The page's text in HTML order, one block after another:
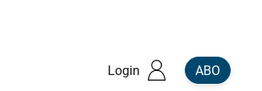
Login ABO